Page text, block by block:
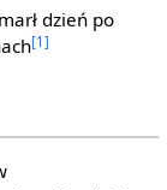
dzień po
[1]